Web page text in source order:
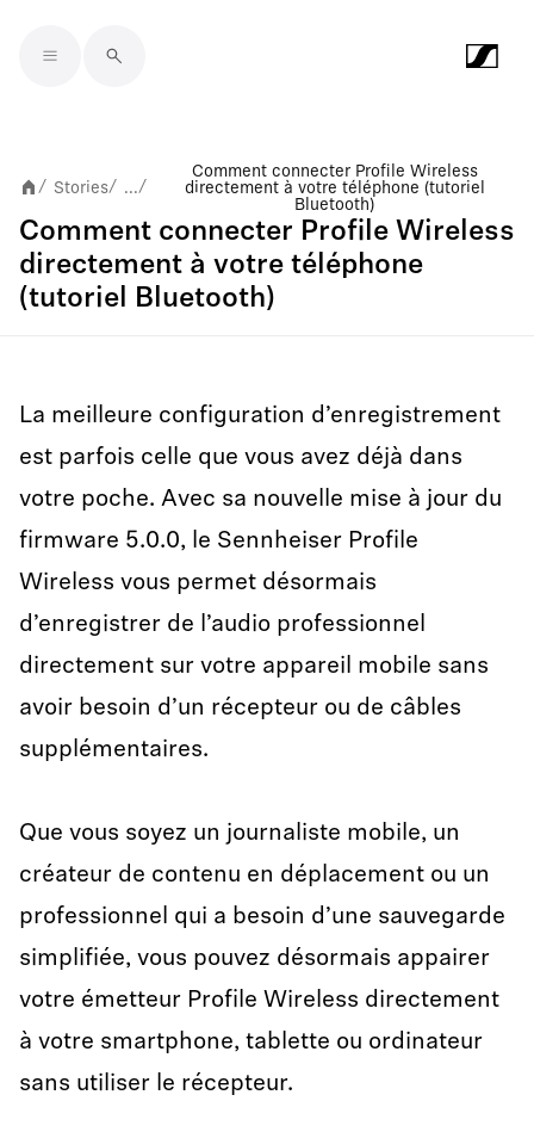
/ Stories/ .../
Comment connecter Profile Wireless
directement à votre téléphone (tutoriel
Bluetooth)
Comment connecter Profile Wireless
directement à votre téléphone
(tutoriel Bluetooth)
La meilleure configuration d’enregistrement
est parfois celle que vous avez déjà dans
votre poche. Avec sa nouvelle mise à jour du
firmware 5.0.0, le Sennheiser Profile
Wireless vous permet désormais
d’enregistrer de l’audio professionnel
directement sur votre appareil mobile sans
avoir besoin d’un récepteur ou de câbles
supplémentaires.
Que vous soyez un journaliste mobile, un
créateur de contenu en déplacement ou un
professionnel qui a besoin d’une sauvegarde
simplifiée, vous pouvez désormais appairer
votre émetteur Profile Wireless directement
à votre smartphone, tablette ou ordinateur
sans utiliser le récepteur.